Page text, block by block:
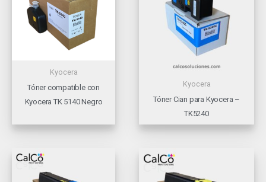
Kyocera
Tóner compatible con
Kyocera TK 5140 Negro
Kyocera
Tóner Cian para Kyocera –
TK5240